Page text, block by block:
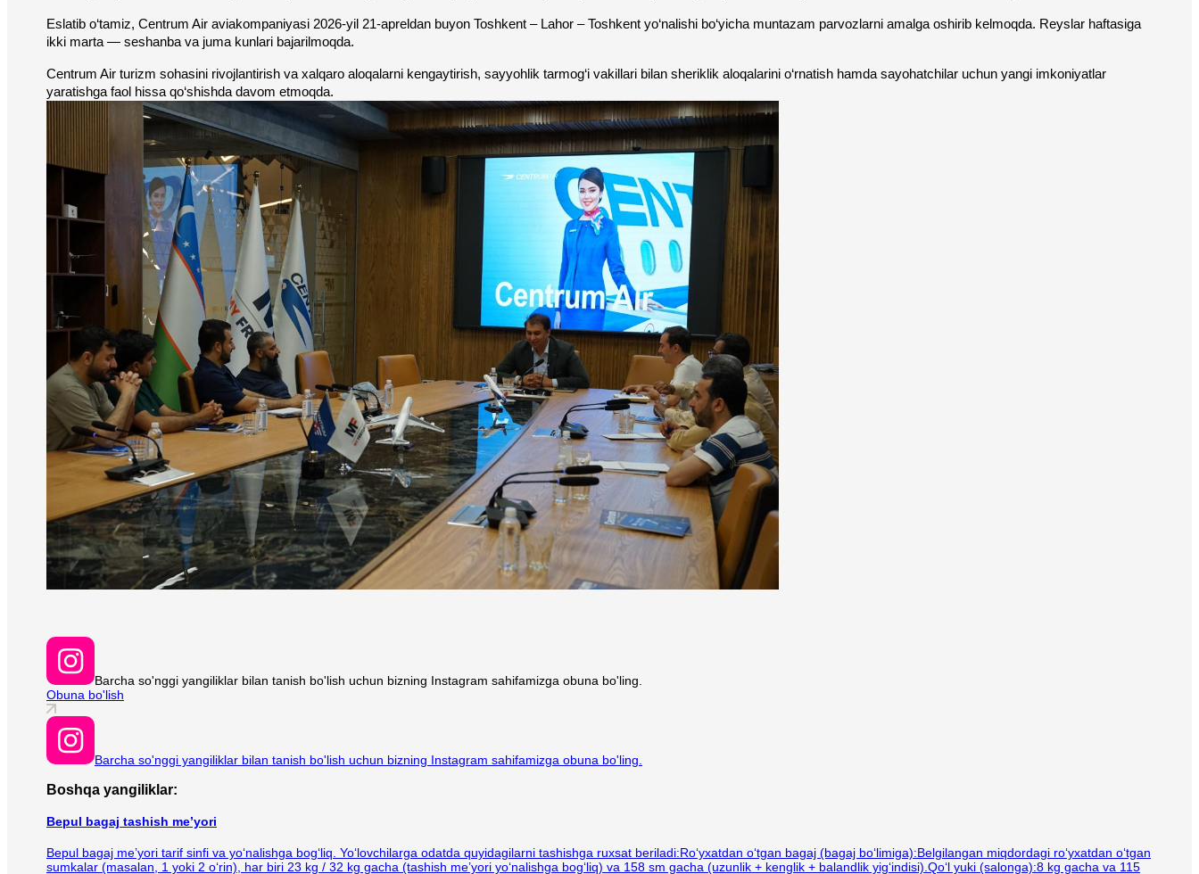
Eslatib o‘tamiz, Centrum Air aviakompaniyasi 2026-yil 21-apreldan buyon Toshkent – Lahor – Toshkent yo‘nalishi bo‘yicha muntazam parvozlarni amalga oshirib kelmoqda. Reyslar haftasiga
ikki marta — seshanba va juma kunlari bajarilmoqda.
Centrum Air turizm sohasini rivojlantirish va xalqaro aloqalarni kengaytirish, sayyohlik tarmog‘i vakillari bilan sheriklik aloqalarini o‘rnatish hamda sayohatchilar uchun yangi imkoniyatlar
yaratishga faol hissa qo‘shishda davom etmoqda.
Barcha so'nggi yangiliklar bilan tanish bo'lish uchun bizning Instagram sahifamizga obuna bo'ling.
Obuna bo'lish
Barcha so'nggi yangiliklar bilan tanish bo'lish uchun bizning Instagram sahifamizga obuna bo'ling.
Boshqa yangiliklar:
Bepul bagaj tashish me’yori
Bepul bagaj me’yori tarif sinfi va yo‘nalishga bog‘liq. Yo‘lovchilarga odatda quyidagilarni tashishga ruxsat beriladi:Ro‘yxatdan o‘tgan bagaj (bagaj bo‘limiga):Belgilangan miqdordagi ro‘yxatdan o‘tgan
sumkalar (masalan, 1 yoki 2 o‘rin), har biri 23 kg / 32 kg gacha (tashish me’yori yo‘nalishga bog‘liq) va 158 sm gacha (uzunlik + kenglik + balandlik yig‘indisi).Qo‘l yuki (salonga):8 kg gacha va 115